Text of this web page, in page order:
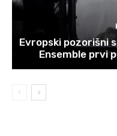
Evropski pozorišni
Ensemble prvi